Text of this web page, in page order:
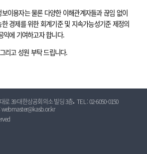
이용자는 물론 다양한 이해관계자들과 끊임 없이
경제를 위한 회계기준 및 지속가능성기준 제정의
익에 기여하고자 합니다.
리고 성원 부탁 드립니다.
로 39 대한상공회의소 빌딩 3층 TEL : 02-6050-0150
: webmaster@kasb.or.kr